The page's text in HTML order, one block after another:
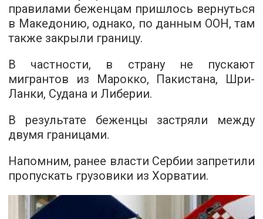
правилами беженцам пришлось вернуться
в Македонию, однако, по данным ООН, там
также закрыли границу.
В частности, в страну не пускают
мигрантов из Марокко, Пакистана, Шри-
Ланки, Судана и Либерии.
В результате беженцы застряли между
двумя границами.
Напомним, ранее власти Сербии запретили
пропускать грузовики из Хорватии.